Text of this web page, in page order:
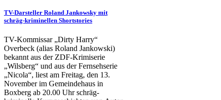
TV-Darsteller Roland Jankowsky mit
schräg-kriminellen Shortstories
TV-Kommissar „Dirty Harry“
Overbeck (alias Roland Jankowski)
bekannt aus der ZDF-Krimiserie
„Wilsberg“ und aus der Fernsehserie
„Nicola“, liest am Freitag, den 13.
November im Gemeindehaus in
Boxberg ab 20.00 Uhr schräg-